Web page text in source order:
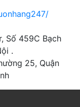
Số 459C Bạch
.
25, Quận